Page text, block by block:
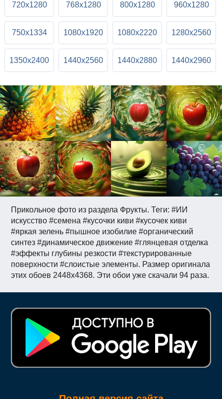
Прикольное фото из раздела Фрукты. Теги: #ИИ
искусство #семена #кусочки киви #кусочек киви
#яркая зелень #пышное изобилие #органический
синтез #динамическое движение #глянцевая отделка
#эффекты глубины резкости #текстурированные
поверхности #слоистые элементы. Размер оригинала
этих обоев 2448x4368. Эти обои уже скачали 94 раза.
720x1280 768x1280 800x1280 960x1280
750x1334 1080x1920 1080x2220 1280x2560
1350x2400 1440x2560 1440x2880 1440x2960